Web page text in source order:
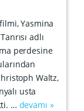
filmi, Yasmina
adlı
perdesine
Waltz,
usta
… devamı »